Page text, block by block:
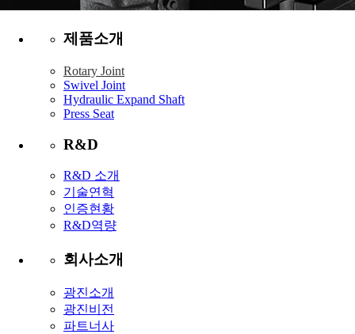
제품소개
Rotary Joint
Swivel Joint
Hydraulic Expand Shaft
Press Seat
R&D
R&D 소개
기술연혁
인증현황
R&D역량
회사소개
광진소개
광진비전
파트너사